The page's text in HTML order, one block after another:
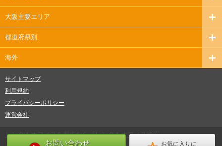
お問い合わせ お気に入りに
大阪主要エリア
都道府県別
海外
サイトマップ
利用規約
プライバシーポリシー
運営会社
レンタルオフィスを探すなら『レンタルオフィス検索』